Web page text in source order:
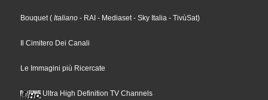
Bouquet( Italiano - RAI - Mediaset- Sky Italia - TivùSat)
Il Cimitero Dei Canali
Le Immagini più Ricercate
Ultra High Definition TV Channels